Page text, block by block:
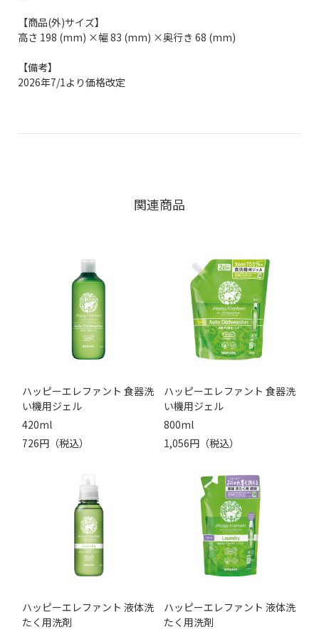
【商品(外)サイズ】
高さ 198 (mm) ×幅 83 (mm) ×奥行き 68 (mm)
【備考】
2026年7/1より価格改定
関連商品
ハッピーエレファント 食器洗
い機用ジェル
420ml
726円（税込）
ハッピーエレファント 食器洗
い機用ジェル
800ml
1,056円（税込）
ハッピーエレファント 液体洗
たく用洗剤
ハッピーエレファント 液体洗
たく用洗剤